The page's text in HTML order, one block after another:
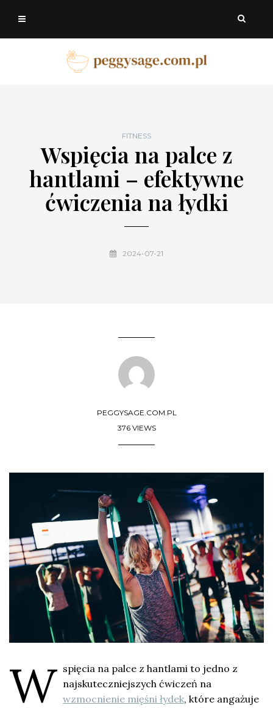
FITNESS
Wspięcia na palce z
hantlami – efektywne
ćwiczenia na łydki
2024-07-21
PEGGYSAGE.COM.PL
376 VIEWS
W spięcia na palce z hantlami to jedno z
najskuteczniejszych ćwiczeń na
wzmocnienie mięśni łydek, które angażuje